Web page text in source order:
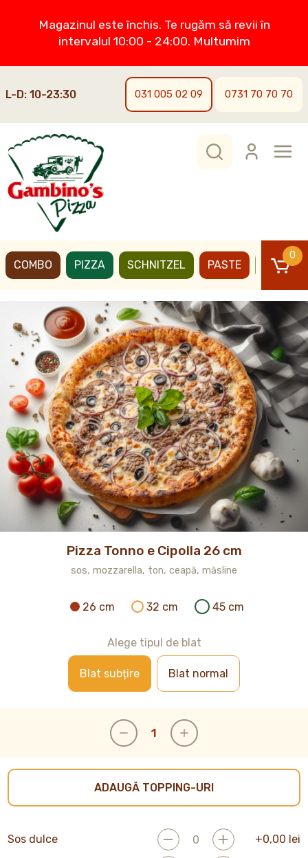
Magazinul este închis. Te rugăm să revii în
intervalul 10:00 - 24:00. Multumim
L-D: 10-23:30 031 005 02 09 0731 70 70 70
COMBO PIZZA SCHNITZEL PASTE BURGERI
0
Pizza Tonno e Cipolla 26 cm
sos, mozzarella, ton, ceapă, măsline
26 cm 32 cm 45 cm
Alege tipul de blat
Blat subțire Blat normal
ADAUGĂ TOPPING-URI
Sos dulce +0,00 lei